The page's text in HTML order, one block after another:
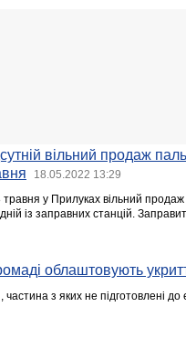
вільний продаж
18.05.2022 13:29
у Прилуках вільний
із заправних станцій.
облаштовують
частина з яких не підготовлені до